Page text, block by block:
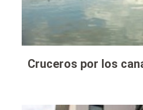
Cruceros por los